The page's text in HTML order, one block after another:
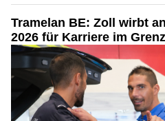
Tramelan BE: Zoll wirbt
2026 für Karriere im